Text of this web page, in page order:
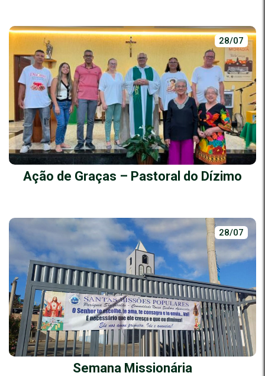
28/07
Ação de Graças – Pastoral do Dízimo
28/07
Semana Missionária